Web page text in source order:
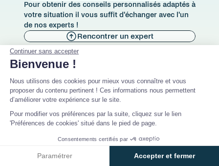
Pour obtenir des conseils personnalisés adaptés à
votre situation il vous suffit d'échanger avec l'un
de nos experts !
Rencontrer un expert
Continuer sans accepter
Bienvenue !
Nous utilisons des cookies pour mieux vous connaître et vous
proposer du contenu pertinent ! Ces informations nous permettent
d’améliorer votre expérience sur le site.
Pour modifier vos préférences par la suite, cliquez sur le lien
'Préférences de cookies' situé dans le pied de page.
Consentements certifiés par
Paramétrer Accepter et fermer